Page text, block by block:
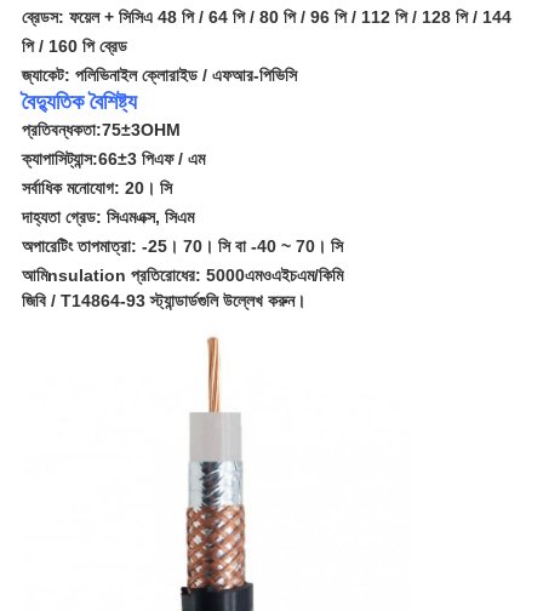
ব্রেডস: ফয়েল+ সিসিএ 48 পি / 64 পি / 80 পি / 96 পি / 112 পি / 128 পি / 144
পি / 160 পি ব্রেড
জ্যাকেট: পলিভিনাইল ক্লোরাইড/ এফআর-পিভিসি
বৈদ্যুতিক বৈশিষ্ট্য
প্রতিবন্ধকতা:75±3OHM
ক্যাপাসিট্যান্স:66±3 পিএফ / এম
সর্বাধিক মনোযোগ: 20। সি
দাহ্যতা গ্রেড: সিএমএক্স, সিএম
অপারেটিং তাপমাত্রা: -25। 70। সিবা -40 ~ 70। সি
আমিnsulation প্রতিরোধের: 5000এমওএইচএম/কিমি
জিবি / T14864-93 স্ট্যান্ডার্ডগুলি উল্লেখ করুন।